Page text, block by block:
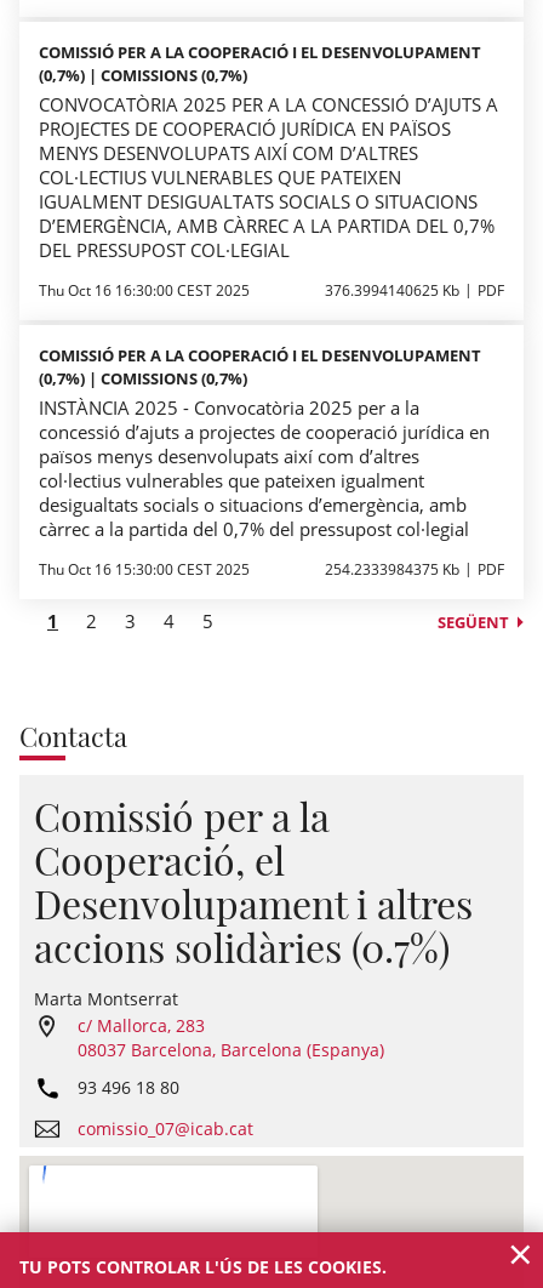
COMISSIÓ PER A LA COOPERACIÓ I EL DESENVOLUPAMENT
(0,7%) | COMISSIONS (0,7%)
CONVOCATÒRIA 2025 PER A LA CONCESSIÓ D’AJUTS A
PROJECTES DE COOPERACIÓ JURÍDICA EN PAÏSOS
MENYS DESENVOLUPATS AIXÍ COM D’ALTRES
COL·LECTIUS VULNERABLES QUE PATEIXEN
IGUALMENT DESIGUALTATS SOCIALS O SITUACIONS
D’EMERGÈNCIA, AMB CÀRREC A LA PARTIDA DEL 0,7%
DEL PRESSUPOST COL·LEGIAL
Thu Oct 16 16:30:00 CEST 2025 376.3994140625 Kb PDF
COMISSIÓ PER A LA COOPERACIÓ I EL DESENVOLUPAMENT
(0,7%) | COMISSIONS (0,7%)
INSTÀNCIA 2025 - Convocatòria 2025 per a la
concessió d’ajuts a projectes de cooperació jurídica en
països menys desenvolupats així com d’altres
col·lectius vulnerables que pateixen igualment
desigualtats socials o situacions d’emergència, amb
càrrec a la partida del 0,7% del pressupost col·legial
Thu Oct 16 15:30:00 CEST 2025 254.2333984375 Kb PDF
1 2 3 4 5 SEGÜENT
Contacta
Comissió per a la
Cooperació, el
Desenvolupament i altres
accions solidàries (0.7%)
Marta Montserrat
c/ Mallorca, 283
08037 Barcelona, Barcelona (Espanya)
93 496 18 80
comissio_07@icab.cat
TU POTS CONTROLAR L'ÚS DE LES COOKIES. ×